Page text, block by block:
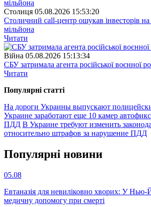
Столиця 05.08.2026 15:53:20
Столичний call-центр ошукав інвесторів
мільйона
Читати
Війна 05.08.2026 15:13:34
СБУ затримала агента російської воєнної
Читати
Популярнi статтi
На дороги Украины выпускают
Украине заработают еще 10 камер
ПДД В Украине требуют изменить
относительно штрафов за нарушение ПДД
Популярнi новини
05.08
Евтаназія для невиліковно хворих: У Нью-
медичну допомогу при смерті